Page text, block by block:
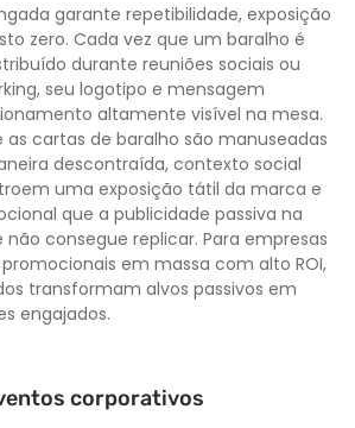
garante repetibilidade, exposição
zero. Cada vez que um baralho é
durante reuniões sociais ou
seu logotipo e mensagem
altamente visível na mesa.
as cartas de baralho são manuseadas
descontraída, contexto social
uma exposição tátil da marca e
que a publicidade passiva na
consegue replicar. Para empresas
em massa com alto ROI,
transformam alvos passivos em
engajados.
corporativos